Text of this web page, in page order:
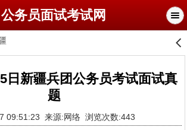
公务员面试考试网
󰊒
日新疆兵团公务员考试面试真
题
09:51:23 来源:网络 浏览次数:443